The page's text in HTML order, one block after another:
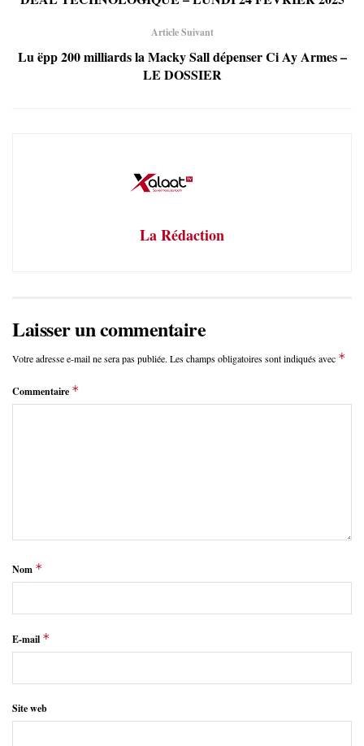
Article Suivant
Lu ëpp 200 milliards la Macky Sall dépenser Ci Ay Armes –
LE DOSSIER
La Rédaction
Laisser un commentaire
Votre adresse e-mail ne sera pas publiée. Les champs obligatoires sont indiqués avec *
Commentaire *
Nom *
E-mail *
Site web